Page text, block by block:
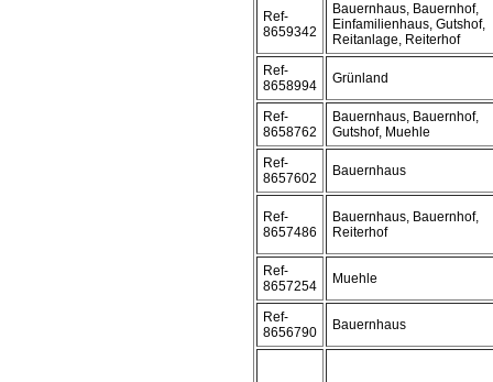
Ref-
8659342
Bauernhaus, Bauernhof,
Einfamilienhaus, Gutshof,
Reitanlage, Reiterhof
Ref-
8658994
Grünland
Ref-
8658762
Bauernhaus, Bauernhof,
Gutshof, Muehle
Ref-
8657602
Bauernhaus
Ref-
8657486
Bauernhaus, Bauernhof,
Reiterhof
Ref-
8657254
Muehle
Ref-
8656790
Bauernhaus